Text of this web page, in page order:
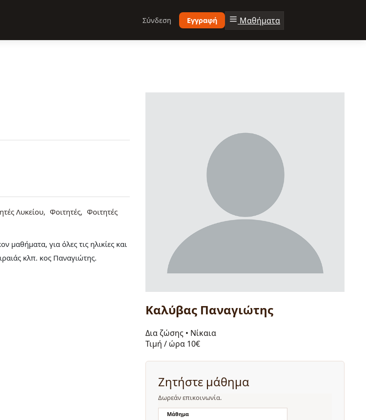
Σύνδεση Εγγραφή Μαθήματα
Λυκείου Φοιτητές
Φοιτητές
για όλες τις ηλικίες και
κλπ. κος Παναγιώτης.
Καλύβας Παναγιώτης
Δια ζώσης • Νίκαια
Τιμή / ώρα 10€
Ζητήστε μάθημα
Δωρεάν επικοινωνία.
Μάθημα